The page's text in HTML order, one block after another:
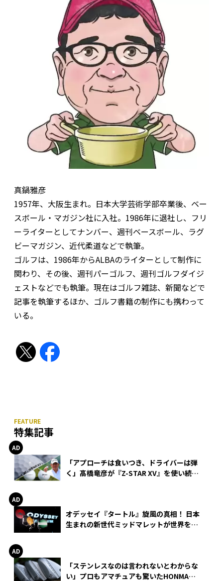
真鍋雅彦
1957年、大阪生まれ。日本大学芸術学部卒業後、ベー
スボール・マガジン社に入社。1986年に退社し、フリ
ーライターとしてナンバー、週刊ベースボール、ラグ
ビーマガジン、近代柔道などで執筆。
ゴルフは、1986年からALBAのライターとして制作に
関わり、その後、週刊パーゴルフ、週刊ゴルフダイジ
ェストなどでも執筆。現在はゴルフ雑誌、新聞などで
記事を執筆するほか、ゴルフ書籍の制作にも携わって
いる。
特集記事
「アプローチは食いつき、ドライバーは弾
く」髙橋竜彦が『Z-STAR XV』を使い続け
オデッセイ『タートル』旋風の真相！ 日本
生まれの新世代ミッドマレットが世界を席
「ステンレスなのは言われないとわからな
い」プロもアマチュアも驚いたHONMA